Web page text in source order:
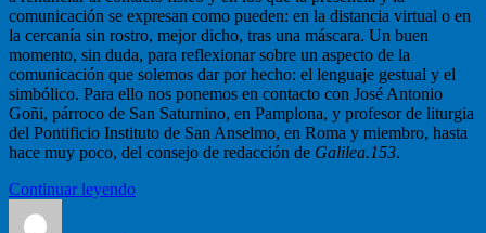
comunicación se expresan como pueden: en la distancia virtual o en
la cercanía sin rostro, mejor dicho, tras una máscara. Un buen
momento, sin duda, para reflexionar sobre un aspecto de la
comunicación que solemos dar por hecho: el lenguaje gestual y el
simbólico. Para ello nos ponemos en contacto con José Antonio
Goñi, párroco de San Saturnino, en Pamplona, y profesor de liturgia
del Pontificio Instituto de San Anselmo, en Roma y miembro, hasta
hace muy poco, del consejo de redacción de Galilea.153.
Continuar leyendo“José